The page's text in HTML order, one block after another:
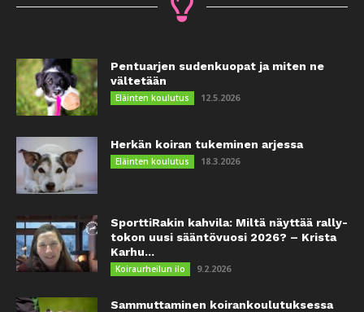
Pentuarjen sudenkuopat ja miten ne
vältetään
Eläinten koulutus 12.5.2026
Herkän koiran tukeminen arjessa
Eläinten koulutus 18.3.2026
SporttiRakin kahvila: Miltä näyttää rally-
tokon uusi sääntövuosi 2026? – Krista
Karhu...
Koiraurheilun ilo 9.2.2026
Sammuttaminen koirankoulutuksessa